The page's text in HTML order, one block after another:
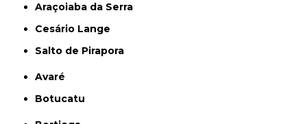
Araçoiaba da Serra
Cesário Lange
Salto de Pirapora
Avaré
Botucatu